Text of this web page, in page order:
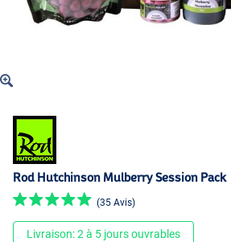
Rod Hutchinson Mulberry Session Pack
(35 Avis)
Livraison: 2 à 5 jours ouvrables